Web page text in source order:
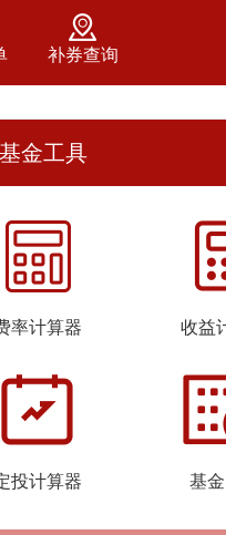
1.3176
1.3060 1.3060
1.3505
1.3583
1.3540
1.3630
补券查询
基金工具
率计算器 收益
投计算器 基